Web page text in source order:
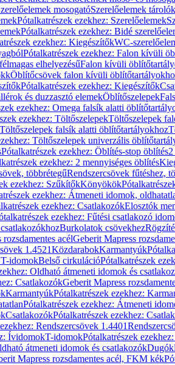
mosogatóSzerelőelemek
Pótalkatrészek ezekhez: Szerelőelemek
Pótalkatrészek ezekhez: Bidé
ezekhez: KiegészítőkWC-
Pótalkatrészek ezekhez: Falon kívüli
elhelyezésűFalon kívüli
Öblítőcsövek falon kívüli
Pótalkatrészek ezekhez: Kiegészítők
és duzzasztó elemekÖblítőszelepek
ezekhez: Omega falsík alatti
ezekhez: TöltőszelepekTöltőszelepek
falsík alatti öblítőtartályokhoz
Töltőszelepek univerzális
Pótalkatrészek ezekhez: Öblítés-stop öblítés
ezekhez: 2 mennyiséges öblítés
többrétegűRendszercsövek fűtéshez,
ezekhez: SzűkítőkKönyökök
ezekhez: Átmeneti idomok,
ezekhez: CsatlakozókElosztók
ezekhez: Fűtési csatlakozó
Burkolatok csövekhez
acélGeberit Mapress
1.4521KözdarabokKarmantyúk
T-idomokBelső cirkulációPótalkatrészek
Oldható átmeneti idomok és
CsatlakozókGeberit Mapress
KarmantyúkPótalkatrészek ezekhez:
Pótalkatrészek ezekhez: Átmeneti
CsatlakozókPótalkatrészek ezekhez:
Rendszercsövek 1.4401
ÍvidomokT-idomokPótalkatrészek
átmeneti idomok és csatlakozókDugók
Mapress rozsdamentes acél, FKM kék